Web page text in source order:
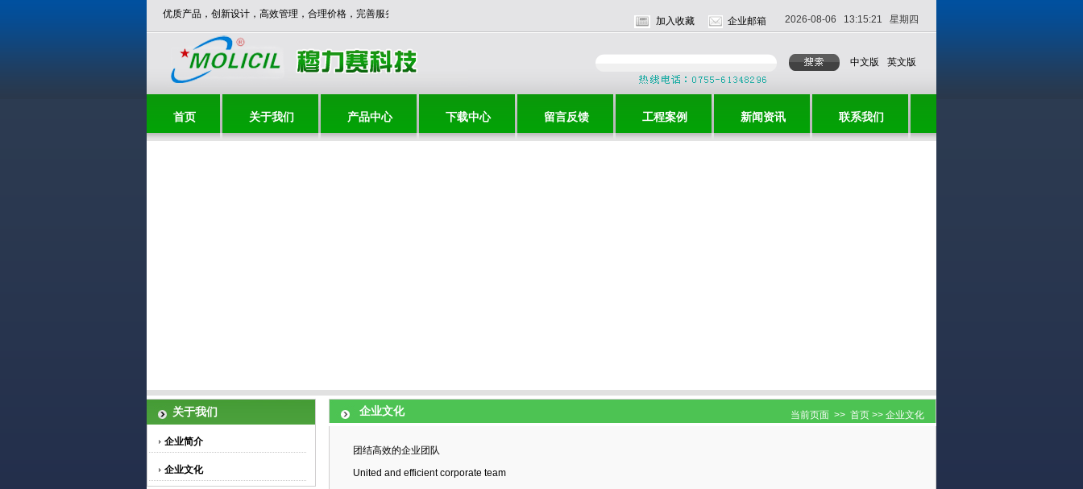
***** 穆力赛欢迎您！***** 优质产品，创新设计，高效管理，合理价格，完善服务，与时俱进，共创辉煌！！ 2026-08-06 13:15:21 星期四
加入收藏 企业邮箱
中文版 英文版
首页 关于我们 产品中心 下载中心 留言反馈 工程案例 新闻资讯 联系我们
关于我们
企业简介
企业文化
当前页面 >> 首页 >> 企业文化
企业文化
团结高效的企业团队
United and efficient corporate team